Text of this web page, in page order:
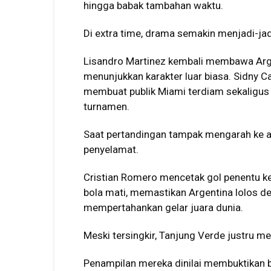
hingga babak tambahan waktu.
Di extra time, drama semakin menjadi-
Lisandro Martinez kembali membawa
menunjukkan karakter luar biasa. Sidny
membuat publik Miami terdiam
turnamen.
Saat pertandingan tampak mengarah ke
penyelamat.
Cristian Romero mencetak gol penentu
bola mati, memastikan Argentina lolos
mempertahankan gelar juara dunia.
Meski tersingkir, Tanjung Verde justru
Penampilan mereka dinilai